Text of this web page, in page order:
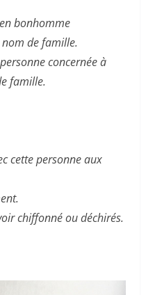
bonhomme
de famille.
concernée à
famille.
cette personne aux
chiffonné ou déchirés.